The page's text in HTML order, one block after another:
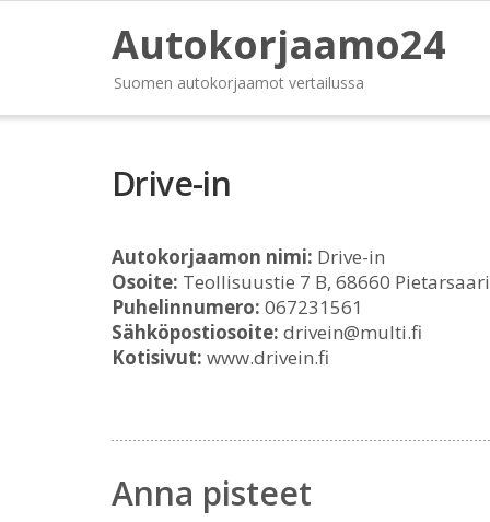
Autokorjaamo24
Suomen autokorjaamot vertailussa
Drive-in
Autokorjaamon nimi: Drive-in
Osoite: Teollisuustie 7 B, 68660 Pietarsaari
Puhelinnumero: 067231561
Sähköpostiosoite: drivein@multi.fi
Kotisivut: www.drivein.fi
Anna pisteet